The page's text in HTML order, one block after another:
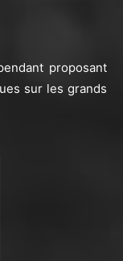
proposant
sur les grands